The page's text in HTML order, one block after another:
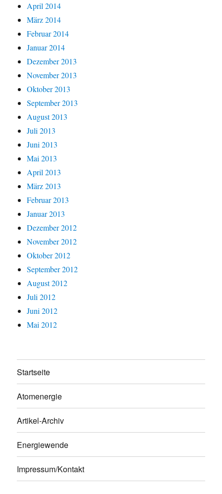
April 2014
März 2014
Februar 2014
Januar 2014
Dezember 2013
November 2013
Oktober 2013
September 2013
August 2013
Juli 2013
Juni 2013
Mai 2013
April 2013
März 2013
Februar 2013
Januar 2013
Dezember 2012
November 2012
Oktober 2012
September 2012
August 2012
Juli 2012
Juni 2012
Mai 2012
Startseite
Atomenergie
Artikel-Archiv
Energiewende
Impressum/Kontakt